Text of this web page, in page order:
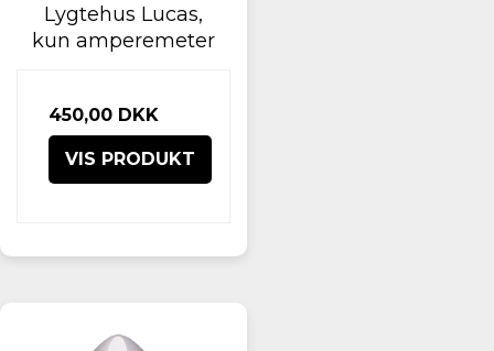
Lygtehus Lucas,
kun amperemeter
450,00 DKK
VIS PRODUKT